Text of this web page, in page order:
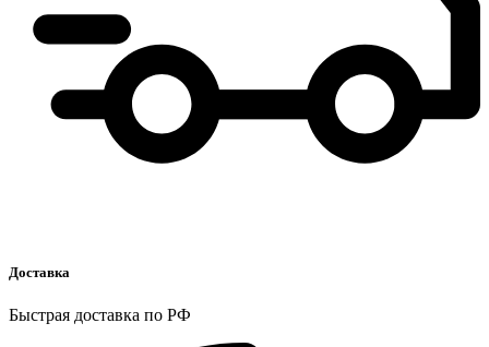
Доставка
Быстрая доставка по РФ